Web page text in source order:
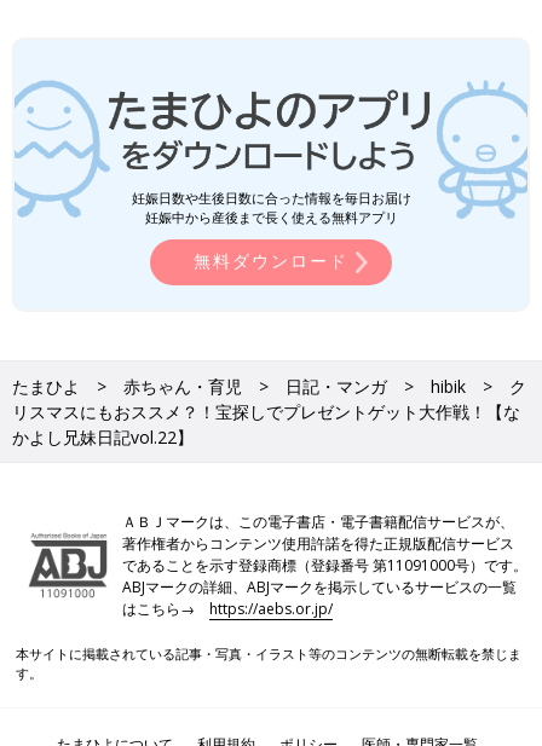
妊娠日数や生後日数に合った情報を毎日お届け
妊娠中から産後まで長く使える無料アプリ
無料ダウンロード
たまひよ 赤ちゃん・育児 日記・マンガ hibik
ク
リスマスにもおススメ？！宝探しでプレゼントゲット大作戦！【な
かよし兄妹日記vol.22】
ＡＢＪマークは、この電子書店・電子書籍配信サービスが、
著作権者からコンテンツ使用許諾を得た正規版配信サービス
であることを示す登録商標（登録番号 第11091000号）です。
ABJマークの詳細、ABJマークを掲示しているサービスの一覧
はこちら→https://aebs.or.jp/
本サイトに掲載されている記事・写真・イラスト等のコンテンツの無断転載を禁じま
す。